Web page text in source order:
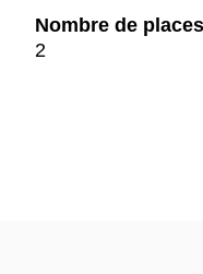
Nombre de
2